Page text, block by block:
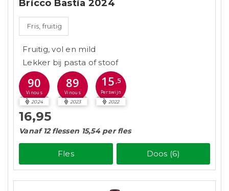
Bricco Bastia 2024
Fris, fruitig
Fruitig, vol en mild
Lekker bij pasta of stoof
90
Vinous
2024
89
Vinous
2023
15 ,5
Perswijn
2022
16,95
Vanaf 12 flessen 15,54 per fles
Fles Doos (6)